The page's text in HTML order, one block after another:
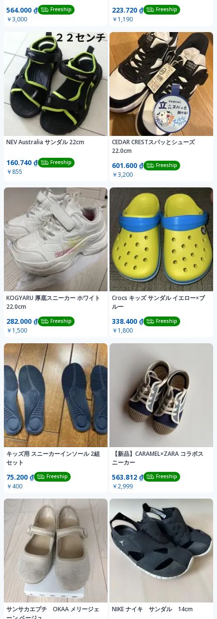
564.000 ₫ Freeship
￥3,000
223.720 ₫ Freeship
￥1,190
NEV Australia サンダル 22cm
160.740 ₫ Freeship
￥855
CEDAR CRESTスパッとシューズ
22.0cm
601.600 ₫ Freeship
￥3,200
KOGYARU 厚底スニーカー ホワイト
22.0cm
282.000 ₫ Freeship
￥1,500
Crocs キッズ サンダル イエロー×ブ
ルー
338.400 ₫ Freeship
￥1,800
キッズ用 スニーカーインソール 2組
セット
75.200 ₫ Freeship
￥400
【新品】CARAMEL×ZARA コラボス
ニーカー
563.812 ₫ Freeship
￥2,999
サンサカエプチ OKAA メリージェ
NIKE ナイキ サンダル 14cm